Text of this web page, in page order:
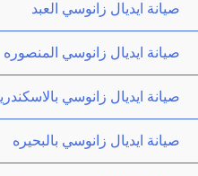
صيانة ايديال زانوسي العبد
صيانة ايديال زانوسي المنصوره
صيانة ايديال زانوسي بالاسكندريه
صيانة ايديال زانوسي بالبحيره